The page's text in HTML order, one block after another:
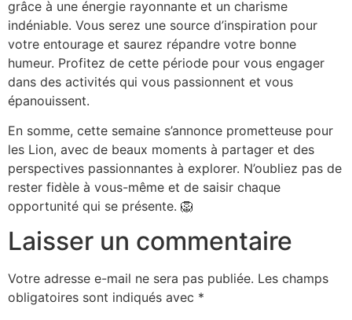
grâce à une énergie rayonnante et un charisme
indéniable. Vous serez une source d’inspiration pour
votre entourage et saurez répandre votre bonne
humeur. Profitez de cette période pour vous engager
dans des activités qui vous passionnent et vous
épanouissent.
En somme, cette semaine s’annonce prometteuse pour
les Lion, avec de beaux moments à partager et des
perspectives passionnantes à explorer. N’oubliez pas de
rester fidèle à vous-même et de saisir chaque
opportunité qui se présente. 🦁
Laisser un commentaire
Votre adresse e-mail ne sera pas publiée. Les champs
obligatoires sont indiqués avec *